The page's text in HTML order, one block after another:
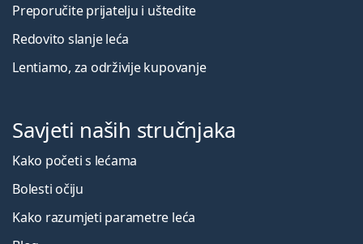
Preporučite prijatelju i uštedite
Redovito slanje leća
Lentiamo, za održivije kupovanje
Savjeti naših stručnjaka
Kako početi s lećama
Bolesti očiju
Kako razumjeti parametre leća